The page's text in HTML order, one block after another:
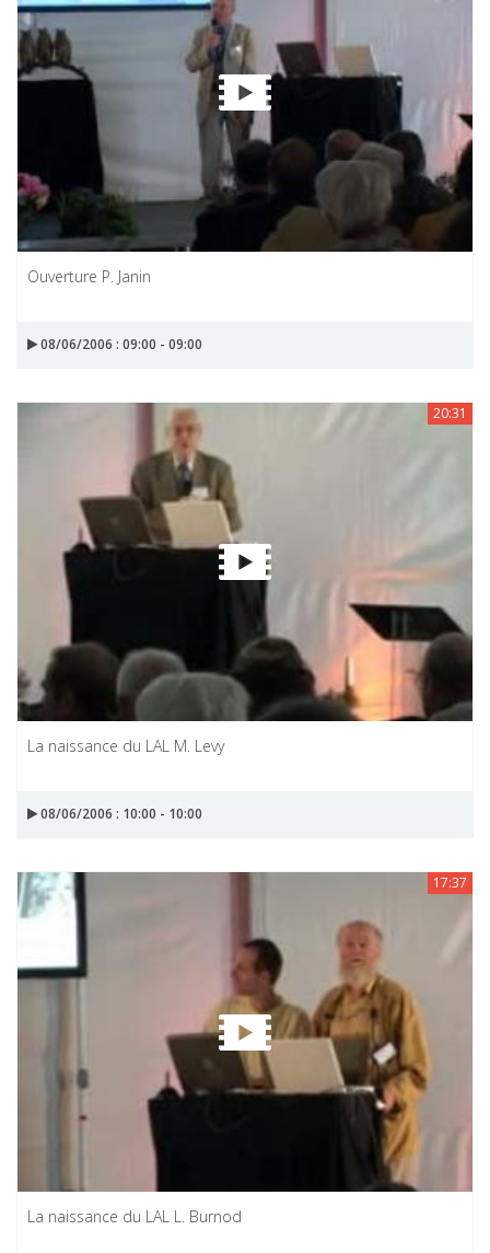
Ouverture P. Janin
08/06/2006 : 09:00 - 09:00
20:31
La naissance du LAL M. Levy
08/06/2006 : 10:00 - 10:00
17:37
La naissance du LAL L. Burnod